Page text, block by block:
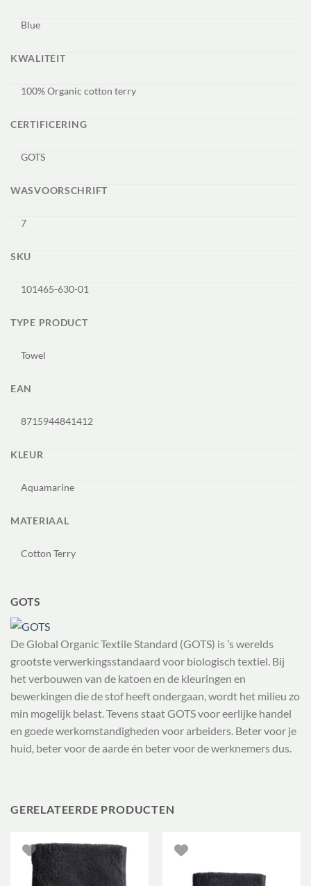
Blue
KWALITEIT
100% Organic cotton terry
CERTIFICERING
GOTS
WASVOORSCHRIFT
7
SKU
101465-630-01
TYPE PRODUCT
Towel
EAN
8715944841412
KLEUR
Aquamarine
MATERIAAL
Cotton Terry
GOTS
De Global Organic Textile Standard (GOTS) is ’s werelds
grootste verwerkingsstandaard voor biologisch textiel. Bij
het verbouwen van de katoen en de kleuringen en
bewerkingen die de stof heeft ondergaan, wordt het milieu zo
min mogelijk belast. Tevens staat GOTS voor eerlijke handel
en goede werkomstandigheden voor arbeiders. Beter voor je
huid, beter voor de aarde én beter voor de werknemers dus.
GERELATEERDE PRODUCTEN